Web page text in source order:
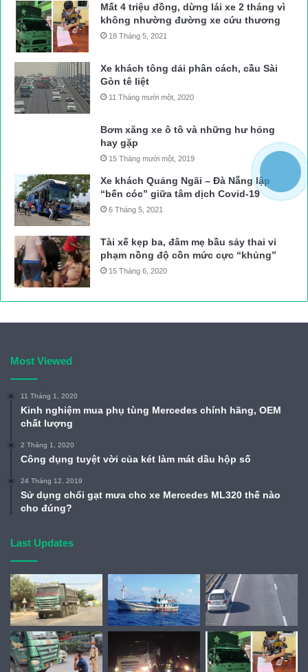
Mất 4 triệu đồng, dừng lái xe 2 tháng vì
không nhường đường xe cứu thương
18 Tháng 5, 2021
Xe khách tông dải phân cách, cầu Sài
Gòn tê liệt
11 Tháng mười một, 2020
Bơm xăng xe ô tô và những hư hỏng
hay gặp
15 Tháng mười một, 2019
Xe khách Quảng Ngãi – Đà Nẵng lập
“bến cóc” giữa tâm dịch Covid-19
6 Tháng 5, 2021
Tài xế kẹp ba, đâm mẹ bầu sảy thai vi
phạm nồng độ cồn mức cực “khủng”
15 Tháng 6, 2020
Most Viewed
11 Tháng 1, 2020
Kinh nghiệm mua phụ tùng Mercedes chính hãng, OEM
chất lượng
2 Tháng 1, 2020
Công dụng tuyệt vời của két làm mát dầu hộp số
24 Tháng 12, 2019
Sử dụng chổi gạt mưa cho xe Mercedes ML320 thế nào
cho đúng?
Last Updates